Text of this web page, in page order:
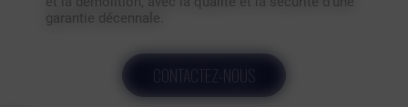
garantie décennale.
CONTACTEZ-NOUS